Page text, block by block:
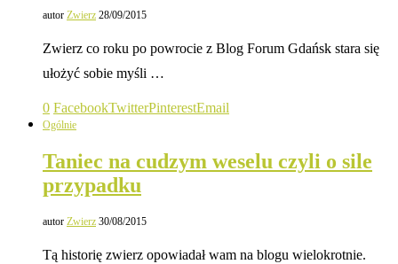
autor Zwierz 28/09/2015
Zwierz co roku po powrocie z Blog Forum Gdańsk stara się
ułożyć sobie myśli …
0 FacebookTwitterPinterestEmail
Ogólnie
Taniec na cudzym weselu czyli o sile
przypadku
autor Zwierz 30/08/2015
Tą historię zwierz opowiadał wam na blogu wielokrotnie.